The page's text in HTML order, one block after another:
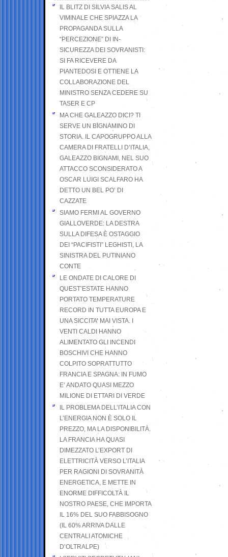
IL BLITZ DI SILVIA SALIS AL
VIMINALE CHE SPIAZZA LA
PROPAGANDA SULLA
“PERCEZIONE” DI IN-
SICUREZZA DEI SOVRANISTI:
SI FA RICEVERE DA
PIANTEDOSI E OTTIENE LA
COLLABORAZIONE DEL
MINISTRO SENZA CEDERE SU
TASER E CP
MA CHE GALEAZZO DICI? TI
SERVE UN BIGNAMINO DI
STORIA. IL CAPOGRUPPO ALLA
CAMERA DI FRATELLI D’ITALIA,
GALEAZZO BIGNAMI, NEL SUO
ATTACCO SCONSIDERATO A
OSCAR LUIGI SCALFARO HA
DETTO UN BEL PO’ DI
CAZZATE
SIAMO FERMI AL GOVERNO
GIALLOVERDE: LA DESTRA
SULLA DIFESA È OSTAGGIO
DEI “PACIFISTI” LEGHISTI, LA
SINISTRA DEL PUTINIANO
CONTE
LE ONDATE DI CALORE DI
QUEST’ESTATE HANNO
PORTATO TEMPERATURE
RECORD IN TUTTA EUROPA E
UNA SICCITA’ MAI VISTA. I
VENTI CALDI HANNO
ALIMENTATO GLI INCENDI
BOSCHIVI CHE HANNO
COLPITO SOPRATTUTTO
FRANCIA E SPAGNA: IN FUMO
E’ ANDATO QUASI MEZZO
MILIONE DI ETTARI DI VERDE
IL PROBLEMA DELL’ITALIA CON
L’ENERGIA NON È SOLO IL
PREZZO, MA LA DISPONIBILITÀ.
LA FRANCIA HA QUASI
DIMEZZATO L’EXPORT DI
ELETTRICITÀ VERSO L’ITALIA
PER RAGIONI DI SOVRANITÀ
ENERGETICA, E METTE IN
ENORME DIFFICOLTÀ IL
NOSTRO PAESE, CHE IMPORTA
IL 16% DEL SUO FABBISOGNO
(IL 60% ARRIVA DALLE
CENTRALI ATOMICHE
D’OLTRALPE)